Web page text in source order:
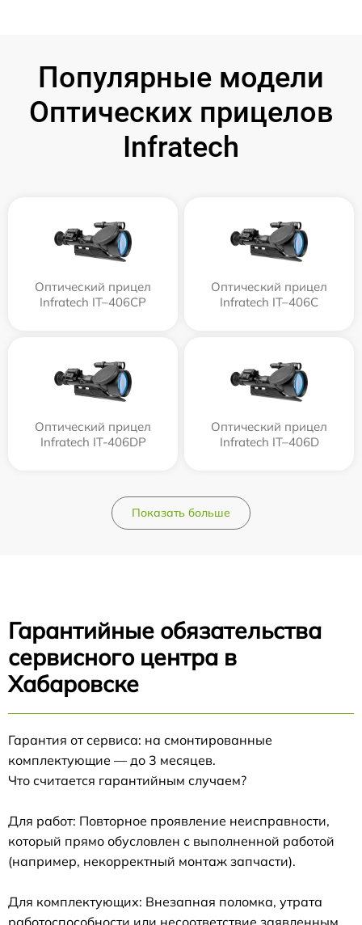
Популярные модели
Оптических прицелов
Infratech
Оптический прицел
Infratech IT–406СP
Оптический прицел
Infratech IT–406С
Оптический прицел
Infratech IT-406DP
Оптический прицел
Infratech IT–406D
Показать больше
Гарантийные обязательства
сервисного центра в
Хабаровске
Гарантия от сервиса: на смонтированные
комплектующие — до 3 месяцев.
Что считается гарантийным случаем?
Для работ: Повторное проявление неисправности,
который прямо обусловлен с выполненной работой
(например, некорректный монтаж запчасти).
Для комплектующих: Внезапная поломка, утрата
работоспособности или несоответствие заявленным